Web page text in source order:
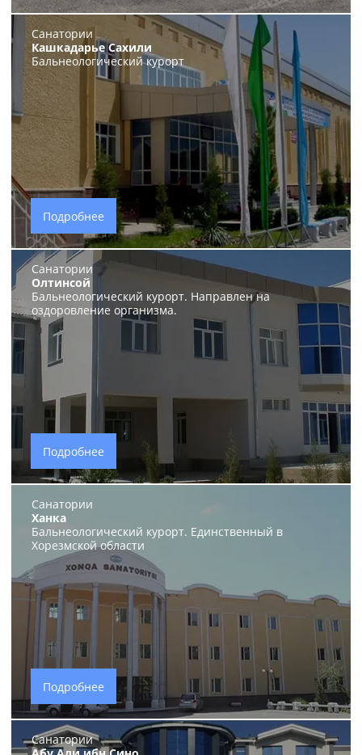
Санатории
Кашкадарье Сахили
Бальнеологический курорт
Подробнее
Санатории
Олтинсой
Бальнеологический курорт. Направлен на
оздоровление организма.
Подробнее
Санатории
Ханка
Бальнеологический курорт. Единственный в
Хорезмской области
Подробнее
Санатории